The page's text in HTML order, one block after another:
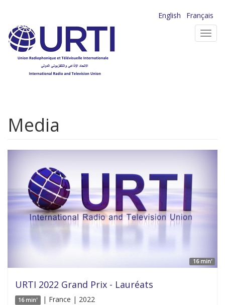
contenu
principal
English
Français
Media
16 min'
URTI 2022 Grand Prix - Lauréats
16 min' | France | 2022